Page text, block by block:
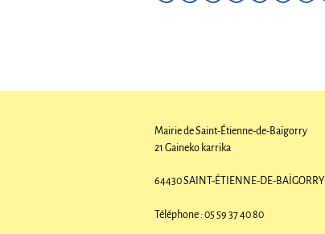
Mairie de Saint-Étienne-de-Baïgorry
21 Gaineko karrika
64430 SAINT-ÉTIENNE-DE-BAÏGORRY
Téléphone : 05 59 37 40 80